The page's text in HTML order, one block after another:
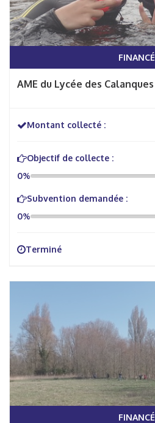
FINANCÉ
AME du Lycée des Calanques
Montant collecté :
Objectif de collecte :
0%
Subvention demandée :
0%
Terminé
FINANCÉ